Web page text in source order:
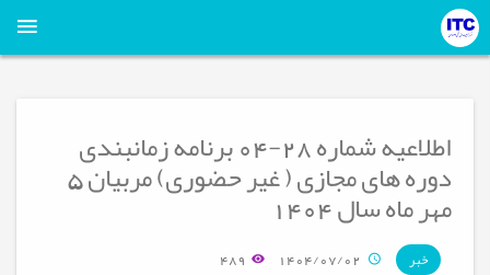
اطلاعیه شماره 28-04 برنامه زمانبندی
دوره های مجازی ( غیر حضوری) مربیان 5
مهر ماه سال 1404
خبر 1404/07/02
489